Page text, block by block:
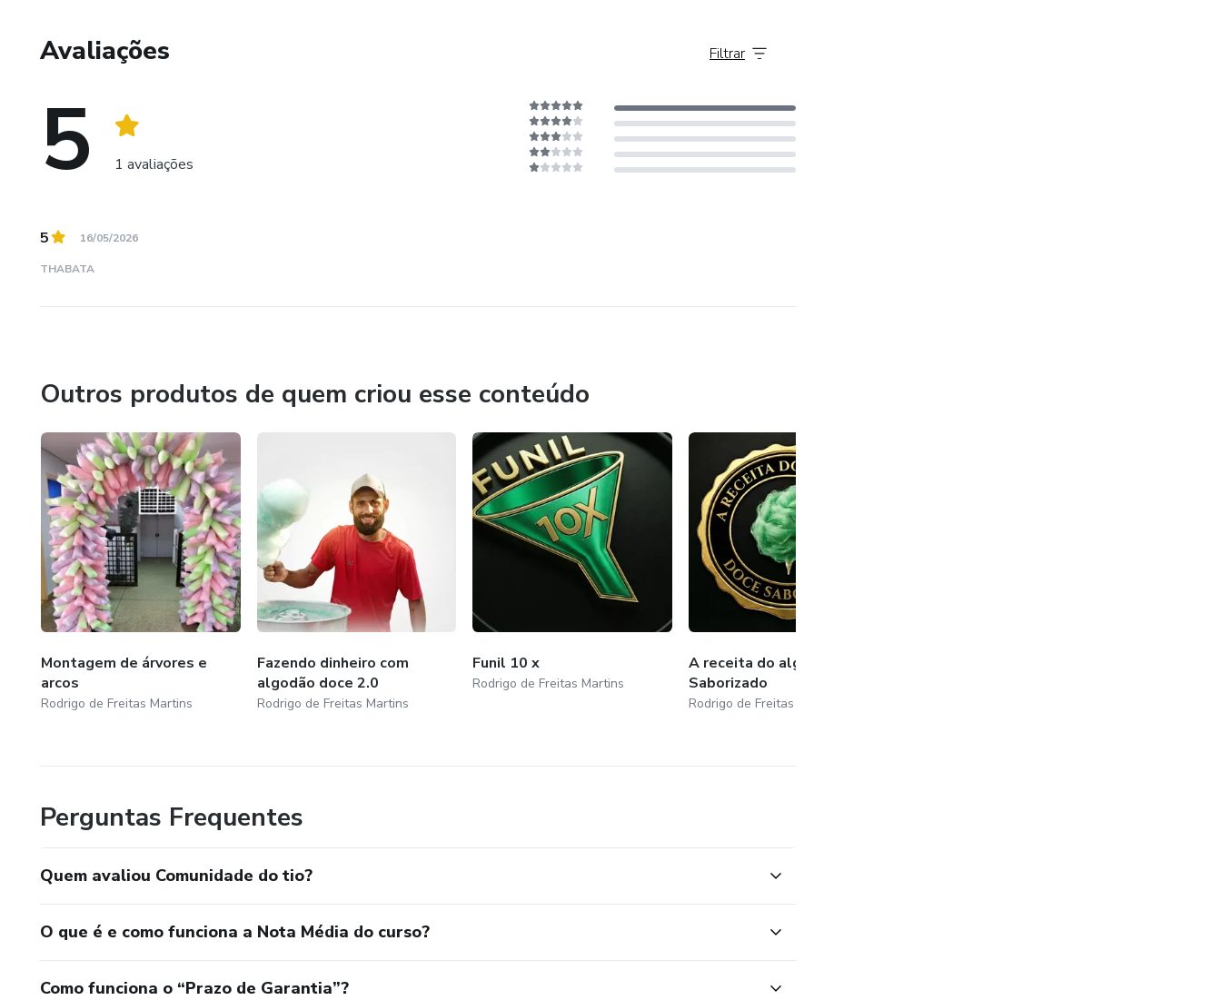
Avaliações
5 1 avaliações
Filtrar
5 16/05/2026
THABATA
Outros produtos de quem criou esse conteúdo
Montagem de árvores e
arcos
Rodrigo de Freitas Martins
Fazendo dinheiro com
algodão doce 2.0
Rodrigo de Freitas Martins
Funil 10 x
Rodrigo de Freitas Martins
A receita do algodão doce
Saborizado
Rodrigo de Freitas Martins
Perguntas Frequentes
Quem avaliou Comunidade do tio?
O que é e como funciona a Nota Média do curso?
Como funciona o “Prazo de Garantia”?